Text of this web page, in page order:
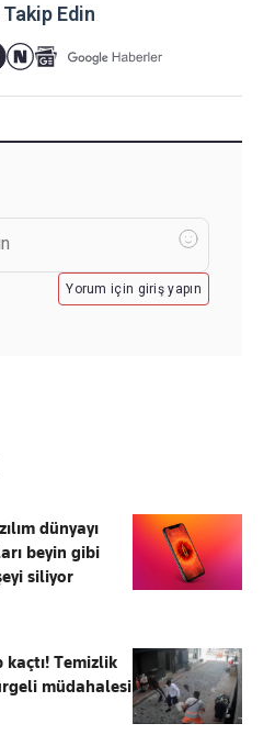
Edin
Yorum için giriş yapın
dünyayı
beyin gibi
siliyor
kaçtı! Temizlik
müdahalesi